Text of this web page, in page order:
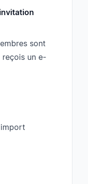
sont
reçois un e-